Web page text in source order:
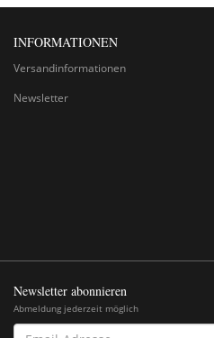
INFORMATIONEN
Versandinformationen
Newsletter
Newsletter abonnieren
Abmeldung jederzeit möglich
EMAIL-